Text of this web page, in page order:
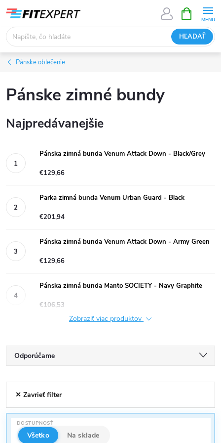
obsah
HĽADAŤ
KOŠÍK
Pánske oblečenie
Pánske zimné bundy
Najpredávanejšie
Pánska zimná bunda Venum Attack Down - Black/Grey
€129,66
Parka zimná bunda Venum Urban Guard - Black
€201,94
Pánska zimná bunda Venum Attack Down - Army Green
€129,66
Pánska zimná bunda Manto SOCIETY - Navy Graphite
€106,53
Zobraziť viac produktov
R
a
d
Odporúčame
Najdrahšie
Najpredávanejšie
Abecedne
V
ý
✕ Zavrieť filter
DOSTUPNOSŤ
Všetko Na sklade